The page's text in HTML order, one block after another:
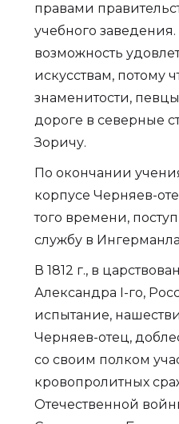
правами
учебного
возможность
искусствам, потому
знаменитости,
дороге в северные
Зоричу.
По окончании
корпусе Черняев-
того времени,
службу в
В 1812 г., в
Александра I-го,
испытание,
Черняев-отец,
со своим полком
кровопролитных
Отечественной